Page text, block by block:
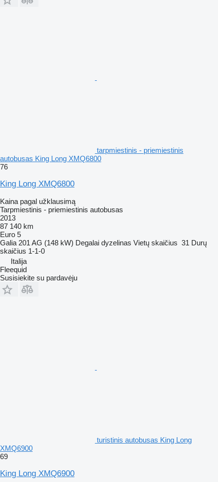
tarpmiestinis - priemiestinis
autobusas King Long XMQ6800
76
King Long XMQ6800
Kaina pagal užklausimą
Tarpmiestinis - priemiestinis autobusas
2013
87 140 km
Euro 5
Galia 201 AG (148 kW) Degalai dyzelinas Vietų skaičius 31 Durų
skaičius 1-1-0
Italija
Fleequid
Susisiekite su pardavėju
turistinis autobusas King Long
XMQ6900
69
King Long XMQ6900